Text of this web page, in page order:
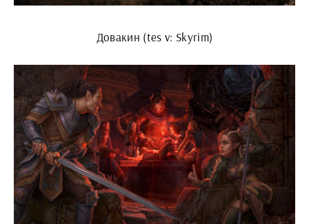
Довакин (tes v: Skyrim)